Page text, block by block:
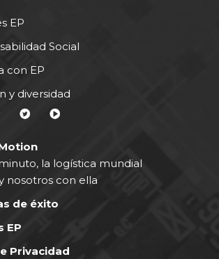
EP
Social
con EP
y diversidad
la logística mundial
nosotros con ella
de éxito
EP
Privacidad